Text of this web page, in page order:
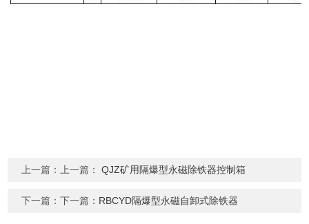
上一篇：上一篇： QJZ矿用隔爆型永磁除铁器控制箱
下一篇：下一篇： RBCYD隔爆型永磁自卸式除铁器